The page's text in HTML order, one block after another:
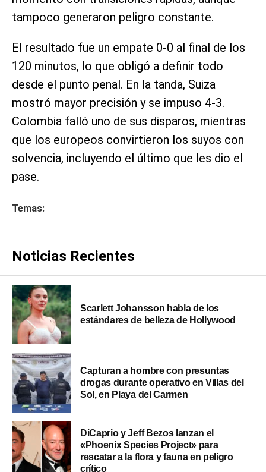
tampoco generaron peligro constante.
El resultado fue un empate 0-0 al final de los
120 minutos, lo que obligó a definir todo
desde el punto penal. En la tanda, Suiza
mostró mayor precisión y se impuso 4-3.
Colombia falló uno de sus disparos, mientras
que los europeos convirtieron los suyos con
solvencia, incluyendo el último que les dio el
pase.
Temas:
Noticias Recientes
Scarlett Johansson habla de los
estándares de belleza de Hollywood
Capturan a hombre con presuntas
drogas durante operativo en Villas del
Sol, en Playa del Carmen
DiCaprio y Jeff Bezos lanzan el
«Phoenix Species Project» para
rescatar a la flora y fauna en peligro
crítico